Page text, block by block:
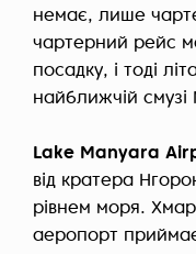
немає, лише
чартерний рейс
посадку, і тоді
найближчій
Lake Manyara
від кратера
рівнем моря.
аеропорт